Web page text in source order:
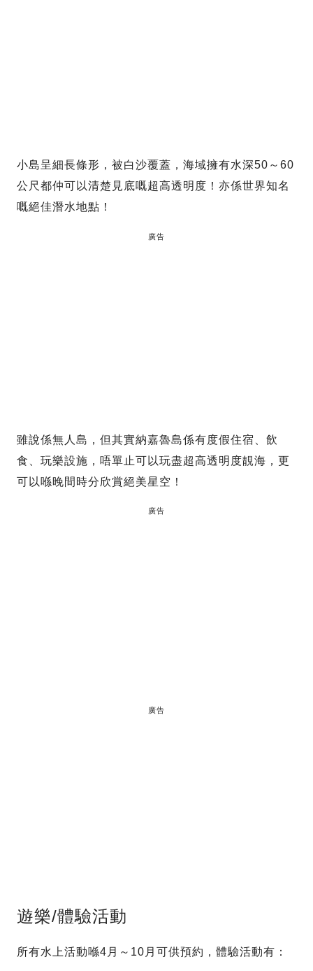
小島呈細長條形，被白沙覆蓋，海域擁有水深50～60
公尺都仲可以清楚見底嘅超高透明度！亦係世界知名
嘅絕佳潛水地點！
廣告
雖說係無人島，但其實納嘉魯島係有度假住宿、飲
食、玩樂設施，唔單止可以玩盡超高透明度靚海，更
可以喺晚間時分欣賞絕美星空！
廣告
廣告
遊樂/體驗活動
所有水上活動喺4月～10月可供預約，體驗活動有：